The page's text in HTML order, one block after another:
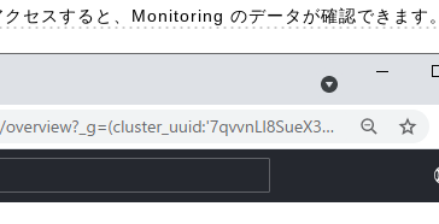
セスすると、Monitoring のデータが確認できます。